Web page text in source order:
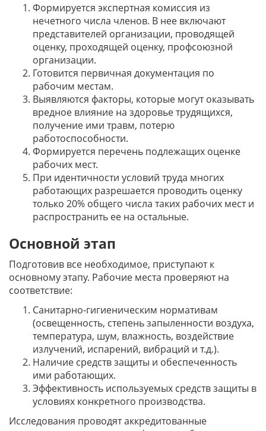
Формируется экспертная комиссия из
нечетного числа членов. В нее включают
представителей организации, проводящей
оценку, проходящей оценку, профсоюзной
организации.
Готовится первичная документация по
рабочим местам.
Выявляются факторы, которые могут оказывать
вредное влияние на здоровье трудящихся,
получение ими травм, потерю
работоспособности.
Формируется перечень подлежащих оценке
рабочих мест.
При идентичности условий труда многих
работающих разрешается проводить оценку
только 20% общего числа таких рабочих мест и
распространить ее на остальные.
Основной этап
Подготовив все необходимое, приступают к
основному этапу. Рабочие места проверяют на
соответствие:
Санитарно-гигиеническим нормативам
(освещенность, степень запыленности воздуха,
температура, шум, влажность, воздействие
излучений, испарений, вибраций и т.д.).
Наличие средств защиты и обеспеченность
ими работающих.
Эффективность используемых средств защиты в
условиях конкретного производства.
Исследования проводят аккредитованные